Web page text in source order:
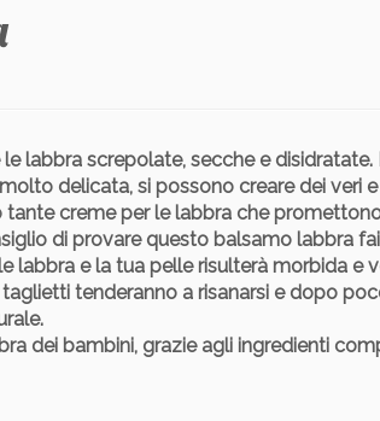
labbra screpolate, secche e
delicata, si possono creare dei veri
creme per le labbra che
di provare questo balsamo labbra
labbra e la tua pelle risulterà morbida e
tenderanno a risanarsi e dopo
dei bambini, grazie agli ingredienti